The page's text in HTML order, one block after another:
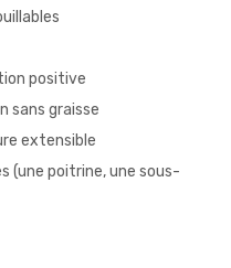
positive
sans graisse
extensible
(une poitrine, une sous-